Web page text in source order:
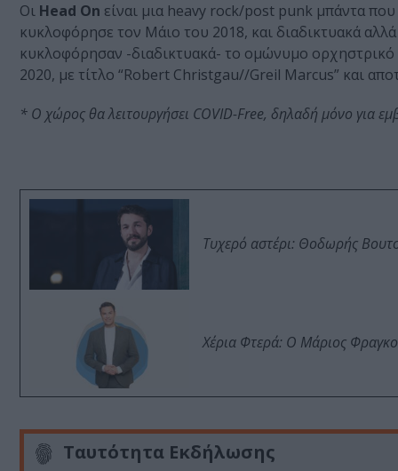
Oι Head On είναι μια heavy rock/post punk μπάντα
κυκλοφόρησε τον Μάιο του 2018, και διαδικτυακά
κυκλοφόρησαν -διαδικτυακά- το ομώνυμο ορχηστρικό
2020, με τίτλο “Robert Christgau//Greil Marcus” και
* Ο χώρος θα λειτουργήσει COVID-Free, δηλαδή μόνο για
Τυχερό αστέρι: Θοδωρής
Χέρια Φτερά: Ο Μάριος
Ταυτότητα Εκδήλωσης